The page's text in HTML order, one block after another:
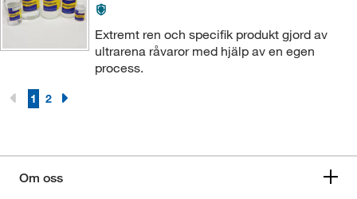
Extremt ren och specifik produkt gjord av
ultrarena råvaror med hjälp av en egen
process.
1 2
Om oss